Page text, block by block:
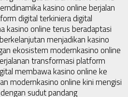
dinamika kasino online berjalan
digital terkiniera digital
kasino online terus beradaptasi
menjadikan kasino
ekosistem modernkasino online
transformasi platform
membawa kasino online ke
modernkasino online kini mengisi
sudut pandang